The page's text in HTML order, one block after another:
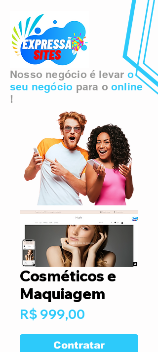
Nosso negócio é levar o
seu negócio para o online
!
Cosméticos e
Maquiagem
R$ 999,00
Contratar